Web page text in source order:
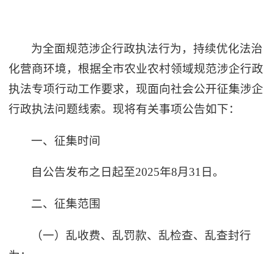
为全面规范涉企行政执法行为，持续优化法治
化营商环境，根据全市农业农村领域规范涉企行政
执法专项行动工作要求，现面向社会公开征集涉企
行政执法问题线索。现将有关事项公告如下：
一、征集时间
自公告发布之日起至2025年8月31日。
二、征集范围
（一）乱收费、乱罚款、乱检查、乱查封行